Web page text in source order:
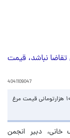
تقاضا نباشد، قیمت
4041109047
دبیر انجمن کشتارگاه‌ها و صنایع بسته بندی طیور از کاهش ۱۰ هزارتومانی قیمت مرغ
خانی، دبیر انجمن